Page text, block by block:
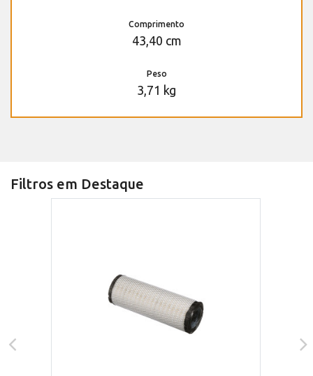
Comprimento
43,40 cm
Peso
3,71 kg
Filtros em Destaque